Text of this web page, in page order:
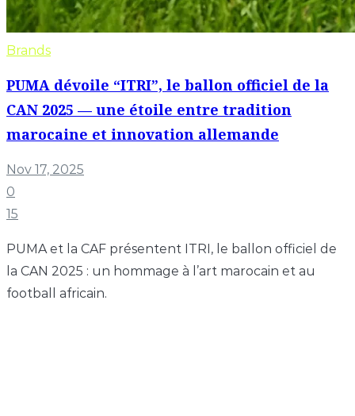
Brands
PUMA dévoile “ITRI”, le ballon officiel de la
CAN 2025 — une étoile entre tradition
marocaine et innovation allemande
Nov 17, 2025
0
15
PUMA et la CAF présentent ITRI, le ballon officiel de
la CAN 2025 : un hommage à l’art marocain et au
football africain.